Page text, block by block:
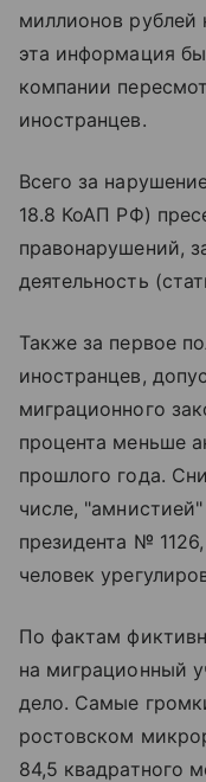
миллионов рублей
эта информация
компании
иностранцев.
Всего за
18.8 КоАП РФ)
правонарушений,
деятельность
Также за первое
иностранцев,
миграционного
процента меньше
прошлого года.
числе,
президента №
человек
По фактам
на миграционный
дело. Самые
ростовском
84,5 квадратного